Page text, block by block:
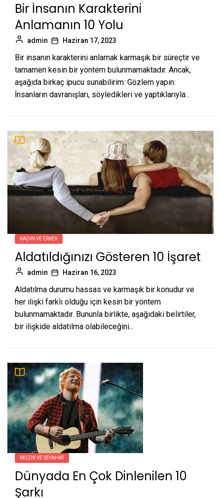
Bir İnsanın Karakterini
Anlamanın 10 Yolu
admin Haziran 17, 2023
Bir insanın karakterini anlamak karmaşık bir süreçtir ve
tamamen kesin bir yöntem bulunmamaktadır. Ancak,
aşağıda birkaç ipucu sunabilirim: Gözlem yapın:
İnsanların davranışları, söyledikleri ve yaptıklarıyla...
KADIN VE ERKEK
Aldatıldığınızı Gösteren 10 İşaret
admin Haziran 16, 2023
Aldatılma durumu hassas ve karmaşık bir konudur ve
her ilişki farklı olduğu için kesin bir yöntem
bulunmamaktadır. Bununla birlikte, aşağıdaki belirtiler,
bir ilişkide aldatılma olabileceğini...
MÜZIK VE SEYAHAT
Dünyada En Çok Dinlenilen 10
Şarkı